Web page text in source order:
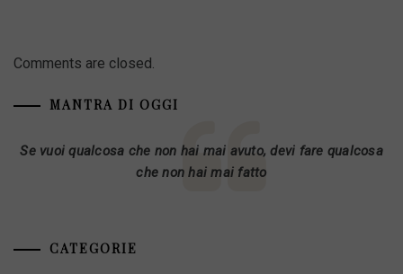
Comments are closed.
MANTRA DI OGGI
Se vuoi qualcosa che non hai mai avuto, devi fare qualcosa
che non hai mai fatto
CATEGORIE